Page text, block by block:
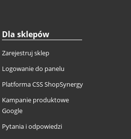
Dla sklepów
Zarejestruj sklep
Logowanie do panelu
Platforma CSS ShopSynergy
Kampanie produktowe
Google
Pytania i odpowiedzi